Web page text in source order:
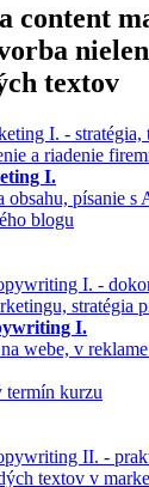
content
nielen
textov
I.
obsahu, písanie s
blogu
I.
webe, v